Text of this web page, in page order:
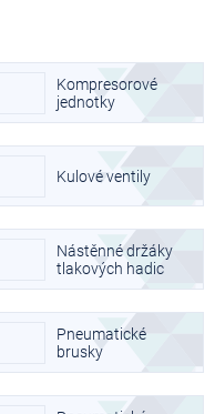
Kompresorové
jednotky
Kulové ventily
Nástěnné držáky
tlakových hadic
Pneumatické
brusky